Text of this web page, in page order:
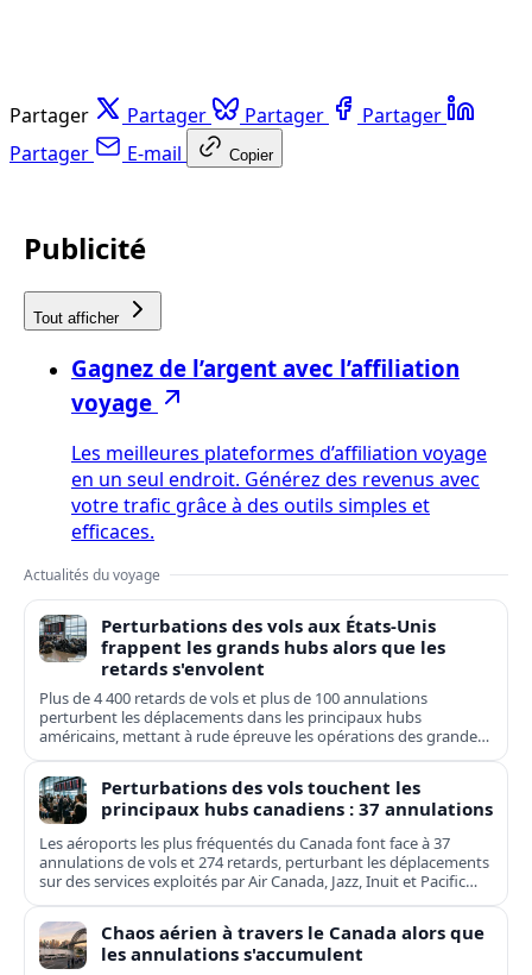
Partager Partager Partager
Partager
Partager
E-mail Copier
Publicité
Tout afficher
Gagnez de l’argent avec l’affiliation
voyage
Les meilleures plateformes d’affiliation voyage
en un seul endroit. Générez des revenus avec
votre trafic grâce à des outils simples et
efficaces.
Actualités du voyage
Perturbations des vols aux États-Unis
frappent les grands hubs alors que les
retards s'envolent
Plus de 4 400 retards de vols et plus de 100 annulations
perturbent les déplacements dans les principaux hubs
américains, mettant à rude épreuve les opérations des grandes
compagnies nationales et régionales.
Perturbations des vols touchent les
principaux hubs canadiens : 37 annulations
Les aéroports les plus fréquentés du Canada font face à 37
annulations de vols et 274 retards, perturbant les déplacements
sur des services exploités par Air Canada, Jazz, Inuit et Pacific
Coastal.
Chaos aérien à travers le Canada alors que
les annulations s'accumulent